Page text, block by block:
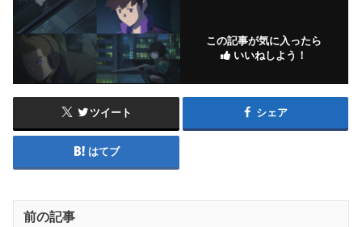
この記事が気に入ったら
いいねしよう！
ツイート シェア
はてブ
前の記事